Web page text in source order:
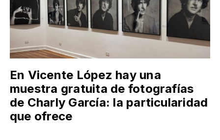
En Vicente López hay una
muestra gratuita de fotografías
de Charly García: la particularidad
que ofrece